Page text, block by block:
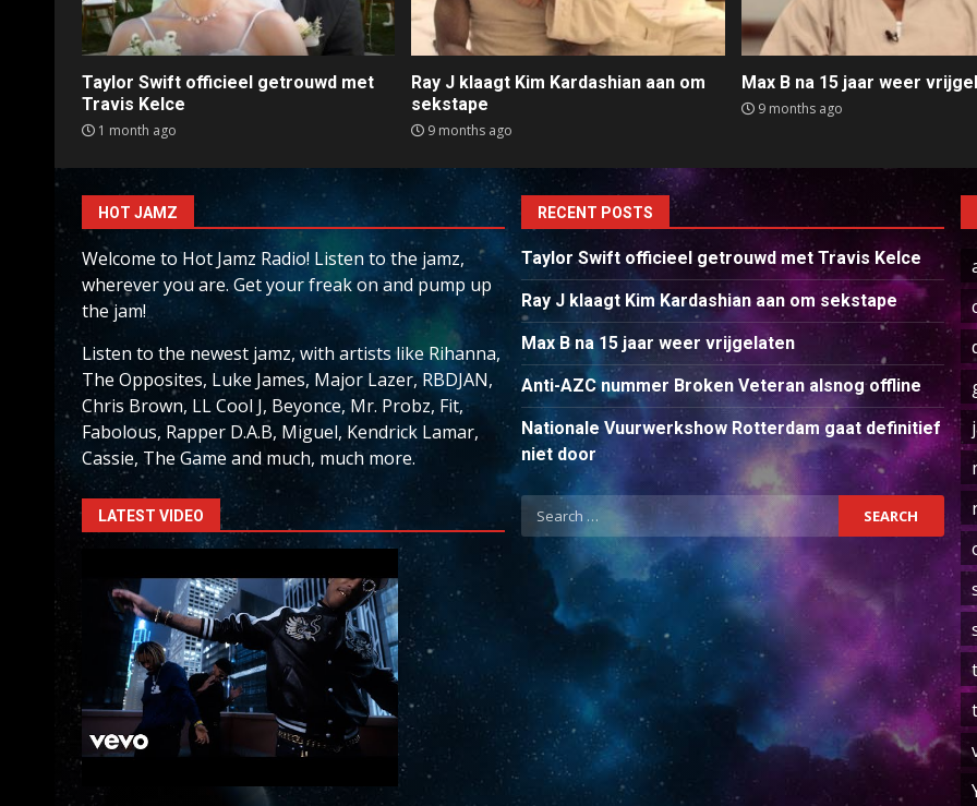
Taylor Swift officieel getrouwd met
Travis Kelce
1 month ago
Ray J klaagt Kim Kardashian aan om
sekstape
9 months ago
Max B na 15 jaar weer
9 months ago
HOT JAMZ
Welcome to Hot Jamz Radio! Listen to the jamz,
wherever you are. Get your freak on and pump up
the jam!
Listen to the newest jamz, with artists like Rihanna,
The Opposites, Luke James, Major Lazer, RBDJAN,
Chris Brown, LL Cool J, Beyonce, Mr. Probz, Fit,
Fabolous, Rapper D.A.B, Miguel, Kendrick Lamar,
Cassie, The Game and much, much more.
LATEST VIDEO
RECENT POSTS
Taylor Swift officieel getrouwd met Travis Kelce
Ray J klaagt Kim Kardashian aan om sekstape
Max B na 15 jaar weer vrijgelaten
Anti-AZC nummer Broken Veteran alsnog offline
Nationale Vuurwerkshow Rotterdam gaat definitief
niet door
Search
for: